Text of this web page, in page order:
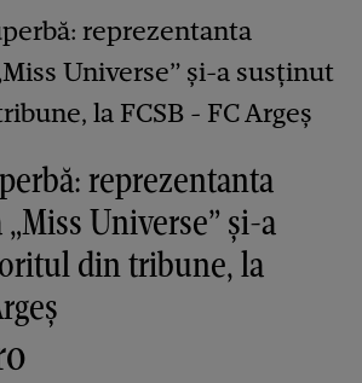
reprezentanta
Universe” și-a
din tribune, la